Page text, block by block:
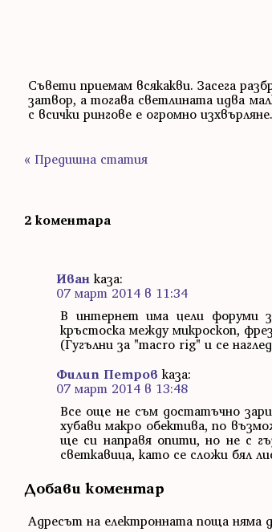
Съвети приемам всякакви. Засега
затвор, а тогава светлината идва
с всички рингове е огромно
« Предишна статия
2 коментара
Иван каза:
07 март 2014 в 11:34
В интернет има цели форуми
кръстоска между микроскоп,
(Гугълни за "macro rig" и се
Филип Петров каза:
07 март 2014 в 13:48
Все още не съм достатъчно
хубави макро обектива, по
ще си направя опити, но не с
светкавица, като се сложи бял
Добави коментар
Адресът на електронната поща няма